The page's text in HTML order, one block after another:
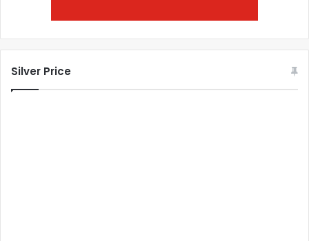
Silver Price